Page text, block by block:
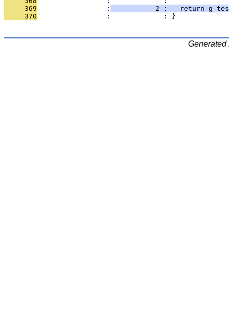
     369
                 :
2 :   return
     370
                 :             : }